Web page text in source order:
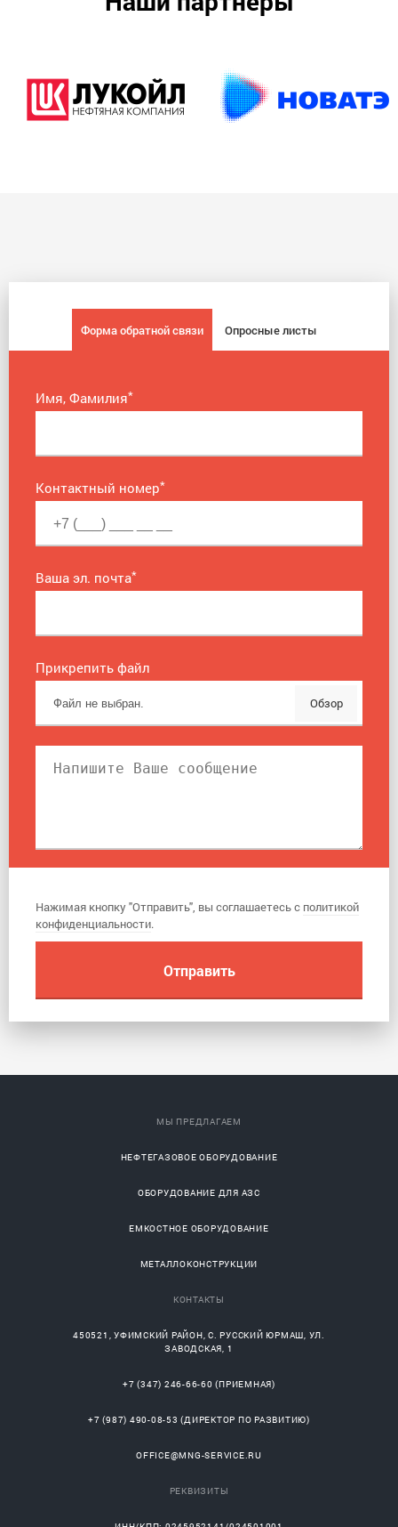
Форма обратной связи Опросные листы
Имя, Фамилия*
Контактный номер*
Ваша эл. почта*
Прикрепить файл
Обзор
Нажимая кнопку "Отправить", вы соглашаетесь с политикой
конфиденциальности.
МЫ ПРЕДЛАГАЕМ
НЕФТЕГАЗОВОЕ ОБОРУДОВАНИЕ
ОБОРУДОВАНИЕ ДЛЯ АЗС
ЕМКОСТНОЕ ОБОРУДОВАНИЕ
МЕТАЛЛОКОНСТРУКЦИИ
КОНТАКТЫ
450521 ,УФИМСКИЙ РАЙОН, С.РУССКИЙ ЮРМАШ, УЛ.
ЗАВОДСКАЯ, 1
+7 (347) 246-66-60 (ПРИЕМНАЯ)
+7 (987) 490-08-53 (ДИРЕКТОР ПО РАЗВИТИЮ)
OFFICE@MNG-SERVICE.RU
РЕКВИЗИТЫ